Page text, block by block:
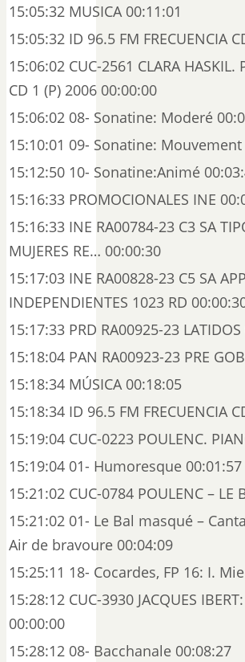
15:05:32 MUSICA 00:11:01
15:05:32 ID 96.5 FM FRECUENCIA
15:06:02 CUC-2561 CLARA
CD 1 (P) 2006 00:00:00
15:06:02 08- Sonatine: Moderé
15:10:01 09- Sonatine:
15:12:50 10- Sonatine:Animé
15:16:33 PROMOCIONALES INE
15:16:33 INE RA00784-23 C3 SA
MUJERES RE… 00:00:30
15:17:03 INE RA00828-23 C5 SA
INDEPENDIENTES 1023 RD
15:17:33 PRD RA00925-23
15:18:04 PAN RA00923-23 PRE
15:18:34 MÚSICA 00:18:05
15:18:34 ID 96.5 FM FRECUENCIA
15:19:04 CUC-0223 POULENC.
15:19:04 01- Humoresque 00:01:57
15:21:02 CUC-0784 POULENC – LE
15:21:02 01- Le Bal masqué –
Air de bravoure 00:04:09
15:25:11 18- Cocardes, FP 16: I.
15:28:12 CUC-3930 JACQUES
00:00:00
15:28:12 08- Bacchanale 00:08:27